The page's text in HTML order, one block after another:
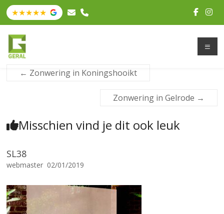
← Zonwering in Koningshooikt
Zonwering in Gelrode →
Misschien vind je dit ook leuk
SL38
webmaster 02/01/2019